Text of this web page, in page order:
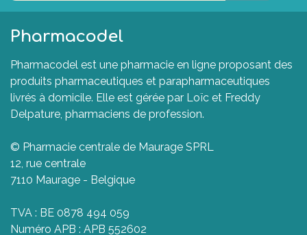
Pharmacodel
Pharmacodel est une pharmacie en ligne proposant des
produits pharmaceutiques et parapharmaceutiques
livrés à domicile. Elle est gérée par Loïc et Freddy
Delpature, pharmaciens de profession.
© Pharmacie centrale de Maurage SPRL
12, rue centrale
7110 Maurage - Belgique
TVA : BE 0878 494 059
Numéro APB : APB 552602